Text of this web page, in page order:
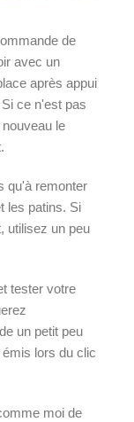
de
avec un
après appui
ce n'est pas
le
qu'à remonter
les patins. Si
utilisez un peu
tester votre
un petit peu
lors du clic
moi de